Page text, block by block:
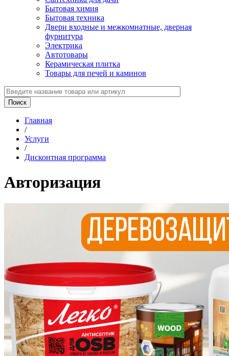
Бытовая химия
Бытовая техника
Двери входные и межкомнатные, дверная
фурнитура
Электрика
Автотовары
Керамическая плитка
Товары для печей и каминов
Главная
/
Услуги
/
Дисконтная программа
Авторизация